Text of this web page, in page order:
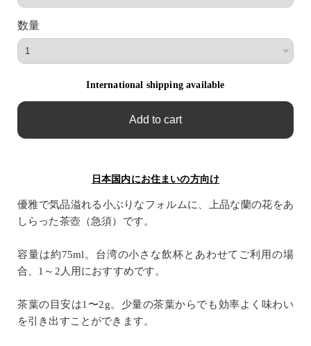
数量
International shipping available
Add to cart
日本国内にお住まいの方向け
優雅で気品溢れる小ぶりなフォルムに、上品な蘭の花をあ
しらった茶壺（急須）です。
容量は約75ml。台湾の小さな飲杯とあわせてご利用の場
合、1～2人用におすすめです。
茶葉の目安は1〜2g。少量の茶葉からでも効率よく味わい
を引き出すことができます。